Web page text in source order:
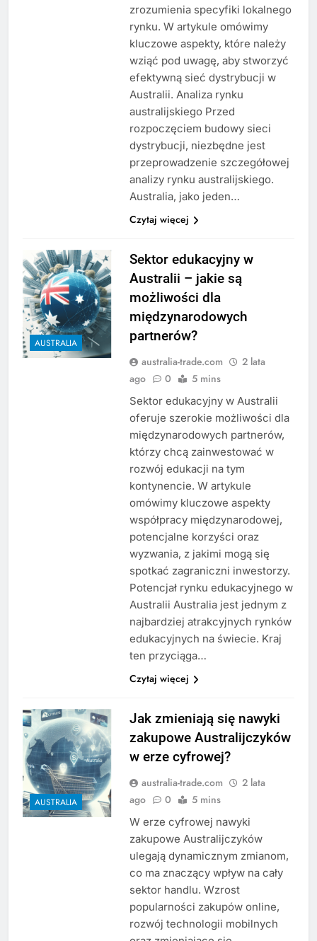
zrozumienia specyfiki lokalnego
rynku. W artykule omówimy
kluczowe aspekty, które należy
wziąć pod uwagę, aby stworzyć
efektywną sieć dystrybucji w
Australii. Analiza rynku
australijskiego Przed
rozpoczęciem budowy sieci
dystrybucji, niezbędne jest
przeprowadzenie szczegółowej
analizy rynku australijskiego.
Australia, jako jeden…
Czytaj więcej
AUSTRALIA
Sektor edukacyjny w
Australii – jakie są
możliwości dla
międzynarodowych
partnerów?
australia-trade.com
2 lata
ago
0 5 mins
Sektor edukacyjny w Australii
oferuje szerokie możliwości dla
międzynarodowych partnerów,
którzy chcą zainwestować w
rozwój edukacji na tym
kontynencie. W artykule
omówimy kluczowe aspekty
współpracy międzynarodowej,
potencjalne korzyści oraz
wyzwania, z jakimi mogą się
spotkać zagraniczni inwestorzy.
Potencjał rynku edukacyjnego w
Australii Australia jest jednym z
najbardziej atrakcyjnych rynków
edukacyjnych na świecie. Kraj
ten przyciąga…
Czytaj więcej
AUSTRALIA
Jak zmieniają się nawyki
zakupowe Australijczyków
w erze cyfrowej?
australia-trade.com
2 lata
ago
0 5 mins
W erze cyfrowej nawyki
zakupowe Australijczyków
ulegają dynamicznym zmianom,
co ma znaczący wpływ na cały
sektor handlu. Wzrost
popularności zakupów online,
rozwój technologii mobilnych